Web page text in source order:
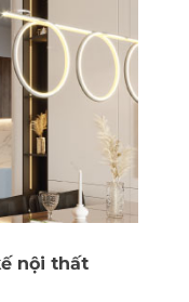
nội thất